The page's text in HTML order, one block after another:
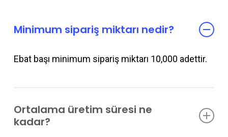
Minimum sipariş miktarı nedir?
Ebat başı minimum sipariş miktarı 10,000 adettir.
Ortalama üretim süresi ne
kadar?